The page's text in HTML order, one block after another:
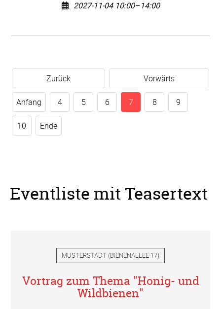
2027-11-04 10:00–14:00
Zurück Vorwärts
Anfang 4 5 6 7 8 9
10 Ende
Eventliste mit Teasertext
MUSTERSTADT (BIENENALLEE 17)
Vortrag zum Thema "Honig- und
Wildbienen"